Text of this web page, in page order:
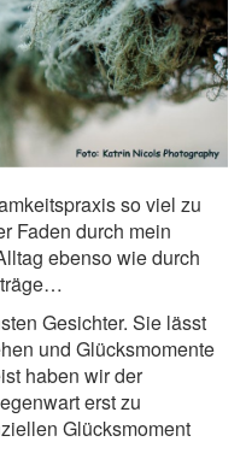
so viel zu
Faden durch mein
ebenso wie durch
Gesichter. Sie lässt
und Glücksmomente
haben wir der
erst zu
Glücksmoment